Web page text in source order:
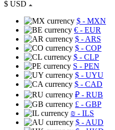
$ USD
$ - MXN
€ - EUR
$ - ARS
$ - COP
$ - CLP
S - PEN
$ - UYU
$ - CAD
₽ - RUB
£ - GBP
₪ - ILS
$ - AUD